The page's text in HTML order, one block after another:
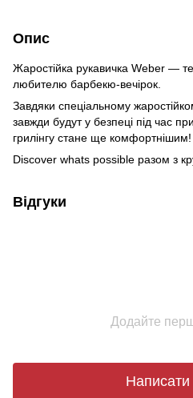
Опис
Жаростійка рукавичка Weber —
любителю барбекю-вечірок.
Завдяки спеціальному
завжди будут у безпеці під час
грилінгу стане ще комфортнішим!
Discover whats possible разом з
Відгуки
Додайте
Написати